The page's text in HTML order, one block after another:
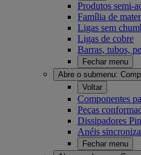
Produtos semi-
Família de
Ligas sem
Ligas de cobre
Barras, tubos,
Fechar menu
Abre o submenu:
Voltar
Componentes
Peças
Dissipadores
Anéis
Fechar menu